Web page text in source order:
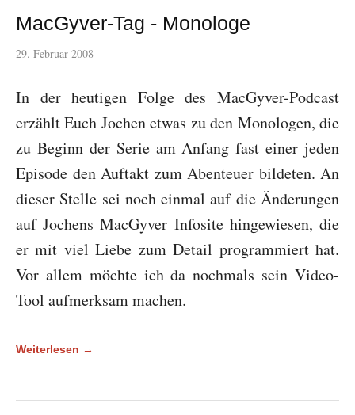
MacGyver-Tag - Monologe
29. Februar 2008
In der heutigen Folge des MacGyver-Podcast
erzählt Euch Jochen etwas zu den Monologen, die
zu Beginn der Serie am Anfang fast einer jeden
Episode den Auftakt zum Abenteuer bildeten. An
dieser Stelle sei noch einmal auf die Änderungen
auf Jochens MacGyver Infosite hingewiesen, die
er mit viel Liebe zum Detail programmiert hat.
Vor allem möchte ich da nochmals sein Video-
Tool aufmerksam machen.
Weiterlesen →